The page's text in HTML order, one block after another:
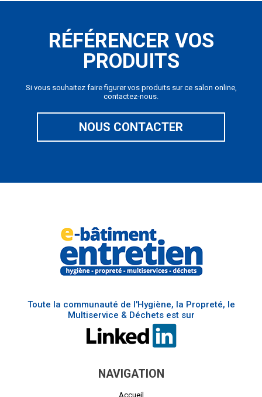
RÉFÉRENCER VOS
PRODUITS
Si vous souhaitez faire figurer vos produits sur ce salon online,
contactez-nous.
NOUS CONTACTER
Toute la communauté de l'Hygiène, la Propreté, le
Multiservice & Déchets est sur
NAVIGATION
Accueil